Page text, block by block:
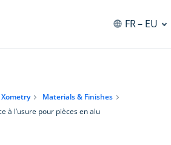
FR– EU
Materials & Finishes
à l’usure pour pièces en alu